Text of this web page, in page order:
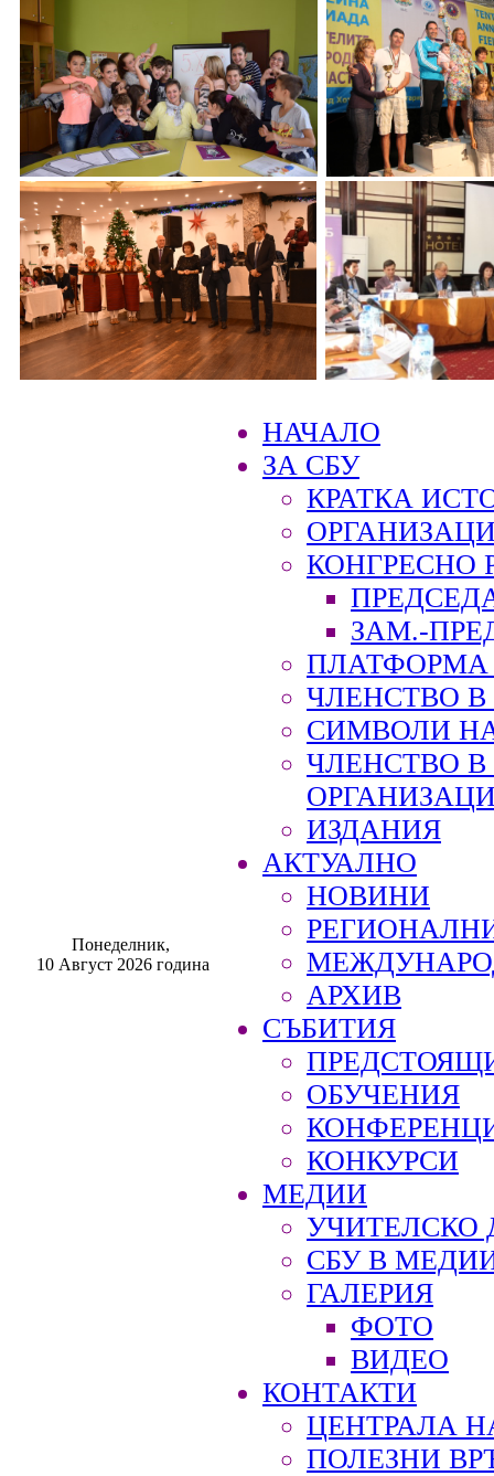
Понеделник,
10 Август 2026 година
НАЧАЛО
ЗА СБУ
КРАТКА
КОНГРЕСНО
ЗАМ.-
ПЛАТФОРМА
ЧЛЕНСТВО В
СИМВОЛИ
ЧЛЕНСТВО
ИЗДАНИЯ
АКТУАЛНО
НОВИНИ
АРХИВ
СЪБИТИЯ
ОБУЧЕНИЯ
КОНКУРСИ
МЕДИИ
УЧИТЕЛСКО
СБУ В
ГАЛЕРИЯ
ФОТО
ВИДЕО
КОНТАКТИ
ЦЕНТРАЛА
ПОЛЕЗНИ